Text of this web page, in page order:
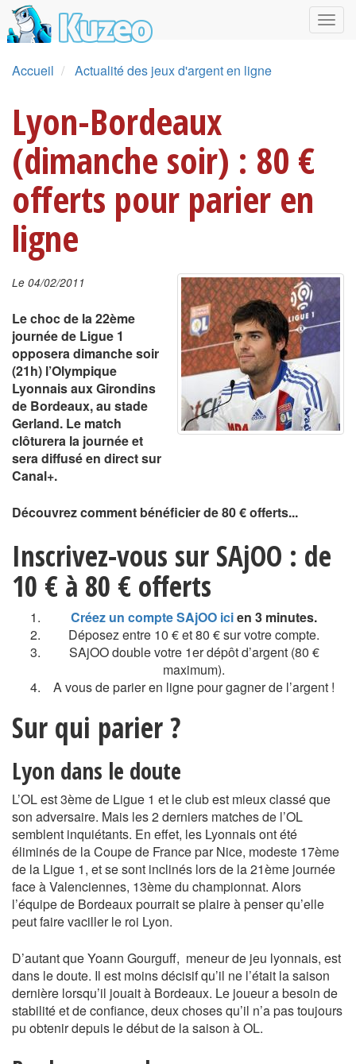
Accueil Actualité des jeux d'argent en ligne
Lyon-Bordeaux
(dimanche soir) : 80 €
offerts pour parier en
ligne
Le 04/02/2011
Le choc de la 22ème
journée de Ligue 1
opposera dimanche soir
(21h) l’Olympique
Lyonnais aux Girondins
de Bordeaux, au stade
Gerland. Le match
clôturera la journée et
sera diffusé en direct sur
Canal+.
Découvrez comment bénéficier de 80 € offerts...
Inscrivez-vous sur SAjOO : de
10 € à 80 € offerts
Créez un compte SAjOO icien 3 minutes.
Déposez entre 10 € et 80 € sur votre compte.
SAjOO double votre 1er dépôt d’argent (80 €
maximum).
A vous de parier en ligne pour gagner de l’argent !
Sur qui parier ?
Lyon dans le doute
L’OL est 3ème de Ligue 1 et le club est mieux classé que
son adversaire. Mais les 2 derniers matches de l’OL
semblent inquiétants. En effet, les Lyonnais ont été
éliminés de la Coupe de France par Nice, modeste 17ème
de la Ligue 1, et se sont inclinés lors de la 21ème journée
face à Valenciennes, 13ème du championnat. Alors
l’équipe de Bordeaux pourrait se plaire à penser qu’elle
peut faire vaciller le roi Lyon.
D’autant que Yoann Gourguff, meneur de jeu lyonnais, est
dans le doute. Il est moins décisif qu’il ne l’était la saison
dernière lorsqu’il jouait à Bordeaux. Le joueur a besoin de
stabilité et de confiance, deux choses qu’il n’a pas toujours
pu obtenir depuis le début de la saison à OL.